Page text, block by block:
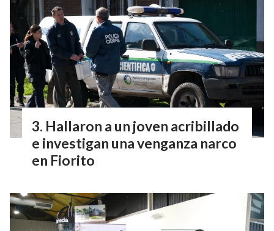
Hallaron a un joven acribillado
e investigan una venganza narco
en Fiorito